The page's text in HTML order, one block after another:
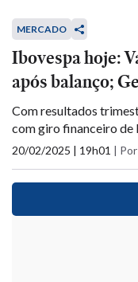
MERCADO
Ibovespa hoje:
após balanço;
Com resultados
com giro financeiro de
20/02/2025 | 19h01 |